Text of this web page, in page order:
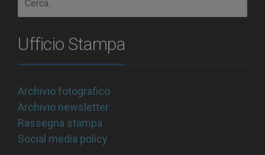
Ufficio Stampa
Archivio fotografico
Archivio newsletter
Rassegna stampa
Social media policy